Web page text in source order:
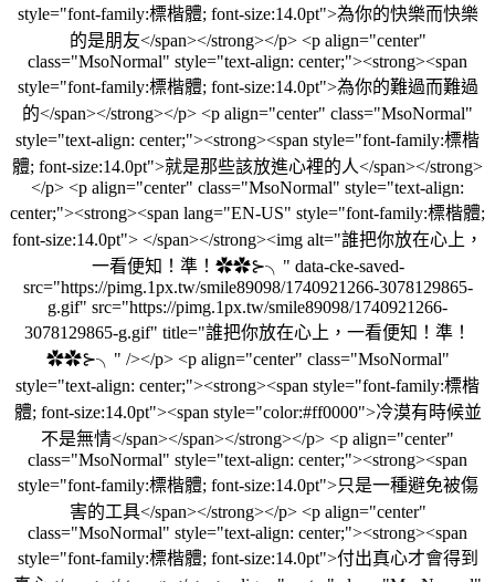
style="font-family:標楷體; font-size:14.0pt">為你的快樂而快樂
的是朋友</span></strong></p> <p align="center"
class="MsoNormal" style="text-align: center;"><strong><span
style="font-family:標楷體; font-size:14.0pt">為你的難過而難過
的</span></strong></p> <p align="center" class="MsoNormal"
style="text-align: center;"><strong><span style="font-family:標楷
體; font-size:14.0pt">就是那些該放進心裡的人</span></strong>
</p> <p align="center" class="MsoNormal" style="text-align:
center;"><strong><span lang="EN-US" style="font-family:標楷體;
font-size:14.0pt"> </span></strong><img alt="誰把你放在心上，
一看便知！準！✿✿⊱╮" data-cke-saved-
src="https://pimg.1px.tw/smile89098/1740921266-3078129865-
g.gif" src="https://pimg.1px.tw/smile89098/1740921266-
3078129865-g.gif" title="誰把你放在心上，一看便知！準！
✿✿⊱╮" /></p> <p align="center" class="MsoNormal"
style="text-align: center;"><strong><span style="font-family:標楷
體; font-size:14.0pt"><span style="color:#ff0000">冷漠有時候並
不是無情</span></span></strong></p> <p align="center"
class="MsoNormal" style="text-align: center;"><strong><span
style="font-family:標楷體; font-size:14.0pt">只是一種避免被傷
害的工具</span></strong></p> <p align="center"
class="MsoNormal" style="text-align: center;"><strong><span
style="font-family:標楷體; font-size:14.0pt">付出真心才會得到